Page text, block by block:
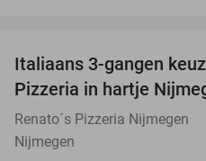
Italiaans 3-gangen
Pizzeria in hartje
Renato´s Pizzeria Nijmegen
Nijmegen